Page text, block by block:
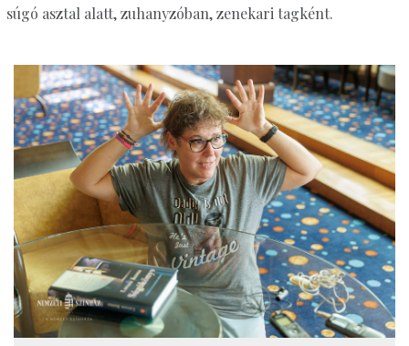
súgó asztal alatt, zuhanyzóban, zenekari tagként.